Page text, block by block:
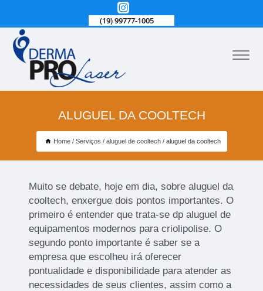
(19) 99777-1005
ALUGUEL DA COOLTECH
Home Serviços aluguel de cooltech aluguel da cooltech
Muito se debate, hoje em dia, sobre aluguel da
cooltech, enxergue dois pontos importantes. O
primeiro é entender que trata-se dp aluguel de
equipamentos modernos para criolipolise. O
segundo ponto importante é saber se a
empresa que escolheu irá oferecer
pontualidade e disponibilidade para atender as
necessidades de seus clientes, assim como a